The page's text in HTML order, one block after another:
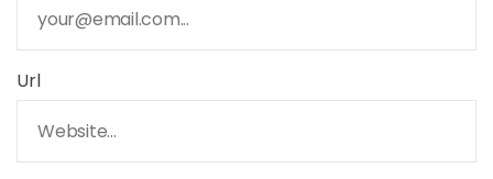
Url